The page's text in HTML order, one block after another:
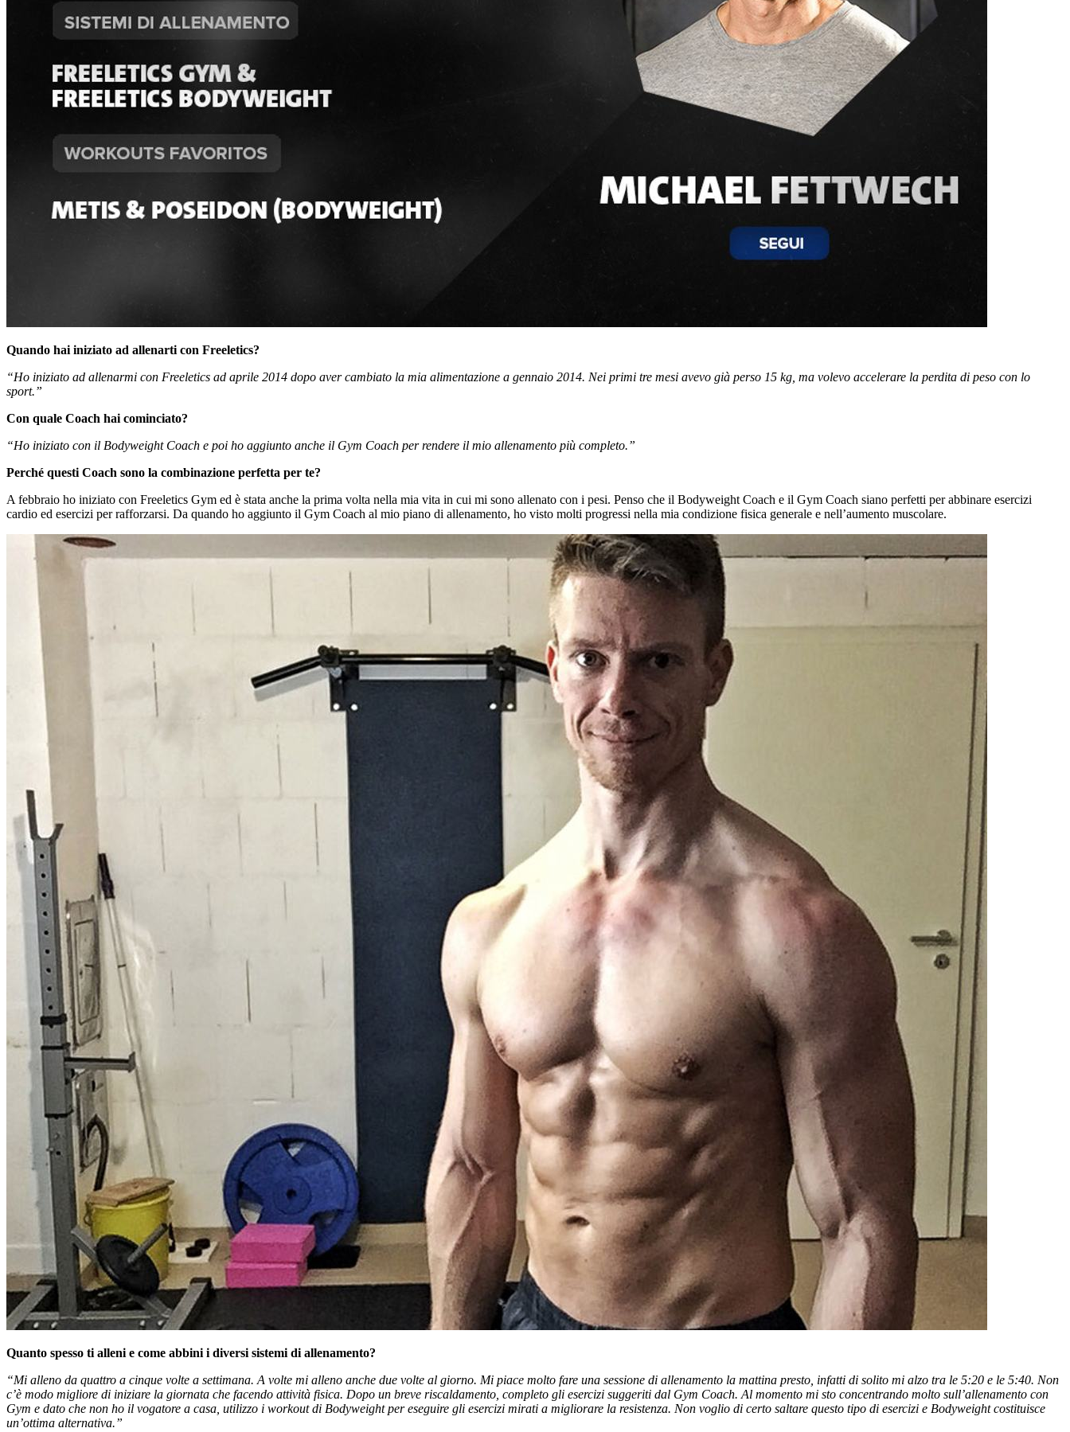
Quando hai iniziato ad allenarti con Freeletics?
“Ho iniziato ad allenarmi con Freeletics ad aprile 2014 dopo aver cambiato la mia alimentazione a gennaio 2014. Nei primi tre mesi avevo già perso 15 kg, ma volevo accelerare la perdita di peso con lo
sport.”
Con quale Coach hai cominciato?
“Ho iniziato con il Bodyweight Coach e poi ho aggiunto anche il Gym Coach per rendere il mio allenamento più completo.”
Perché questi Coach sono la combinazione perfetta per te?
A febbraio ho iniziato con Freeletics Gym ed è stata anche la prima volta nella mia vita in cui mi sono allenato con i pesi. Penso che il Bodyweight Coach e il Gym Coach siano perfetti per abbinare esercizi
cardio ed esercizi per rafforzarsi. Da quando ho aggiunto il Gym Coach al mio piano di allenamento, ho visto molti progressi nella mia condizione fisica generale e nell’aumento muscolare.
Quanto spesso ti alleni e come abbini i diversi sistemi di allenamento?
“Mi alleno da quattro a cinque volte a settimana. A volte mi alleno anche due volte al giorno. Mi piace molto fare una sessione di allenamento la mattina presto, infatti di solito mi alzo tra le 5:20 e le 5:40. Non
c’è modo migliore di iniziare la giornata che facendo attività fisica. Dopo un breve riscaldamento, completo gli esercizi suggeriti dal Gym Coach. Al momento mi sto concentrando molto sull’allenamento con
Gym e dato che non ho il vogatore a casa, utilizzo i workout di Bodyweight per eseguire gli esercizi mirati a migliorare la resistenza. Non voglio di certo saltare questo tipo di esercizi e Bodyweight costituisce
un’ottima alternativa.”